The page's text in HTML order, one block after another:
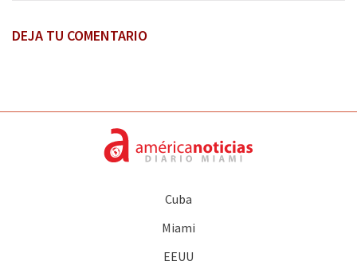
DEJA TU COMENTARIO
Cuba
Miami
EEUU